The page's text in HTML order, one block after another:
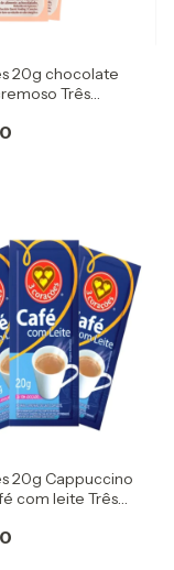
20g chocolate
Três
20g Cappuccino
com leite Três